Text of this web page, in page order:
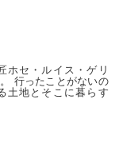
ホセ・ルイス・ゲリ
行ったことがないの
土地とそこに暮らす